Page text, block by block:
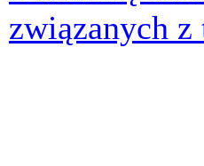
związanych